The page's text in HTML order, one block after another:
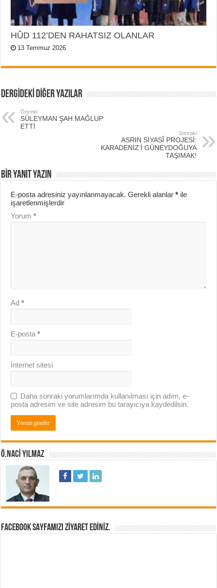
HÛD 112’DEN RAHATSIZ OLANLAR
13 Temmuz 2026
DERGİDEKİ DİĞER YAZILAR
Önceki
SÜLEYMAN ŞAH MAĞLUP
ETTİ
Sonraki
ASRIN SİYASÎ PROJESİ:
KARADENİZ’İ GÜNEYDOĞUYA
TAŞIMAK!
BIR YANIT YAZIN
E-posta adresiniz yayınlanmayacak. Gerekli alanlar* ile
işaretlenmişlerdir
Yorum*
Ad*
E-posta*
İnternet sitesi
Daha sonraki yorumlarımda kullanılması için adım, e-
posta adresim ve site adresim bu tarayıcıya kaydedilsin.
Ö.NACI YILMAZ
FACEBOOK SAYFAMIZI ZIYARET EDINIZ.